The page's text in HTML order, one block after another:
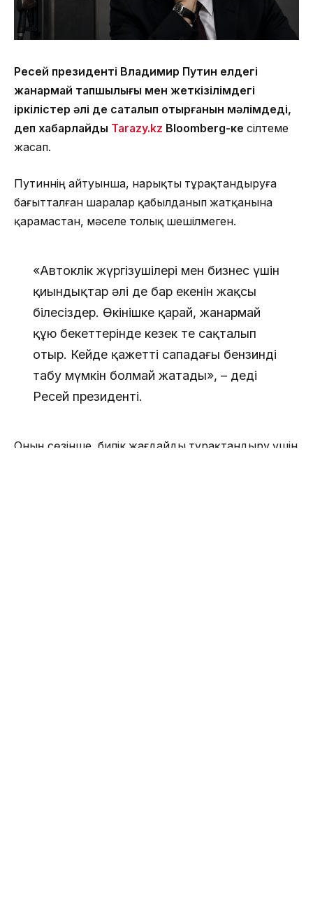
Ресей президенті Владимир Путин елдегі
жанармай тапшылығы мен жеткізілімдегі
іркілістер әлі де сақталып отырғанын мәлімдеді,
деп хабарлайды Tarazy.kz Bloomberg-ке сілтеме
жасап.
Путиннің айтуынша, нарықты тұрақтандыруға
бағытталған шаралар қабылданып жатқанына
қарамастан, мәселе толық шешілмеген.
«Автокөлік жүргізушілері мен бизнес үшін
қиындықтар әлі де бар екенін жақсы
білесіздер. Өкінішке қарай, жанармай
құю бекеттерінде кезек те сақталып
отыр. Кейде қажетті сападағы бензинді
табу мүмкін болмай жатады», – деді
Ресей президенті.
Оның сөзінше, билік жағдайды тұрақтандыру үшін